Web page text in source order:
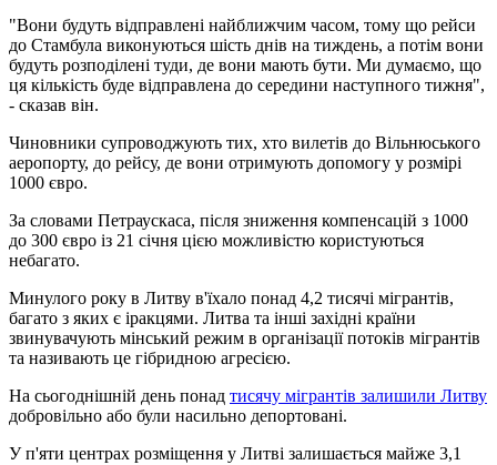
"Вони будуть відправлені найближчим часом, тому що рейси
до Стамбула виконуються шість днів на тиждень, а потім вони
будуть розподілені туди, де вони мають бути. Ми думаємо, що
ця кількість буде відправлена ​​до середини наступного тижня",
- сказав він.
Чиновники супроводжують тих, хто вилетів до Вільнюського
аеропорту, до рейсу, де вони отримують допомогу у розмірі
1000 євро.
За словами Петраускаса, після зниження компенсацій з 1000
до 300 євро із 21 січня цією можливістю користуються
небагато.
Минулого року в Литву в'їхало понад 4,2 тисячі мігрантів,
багато з яких є іракцями. Литва та інші західні країни
звинувачують мінський режим в організації потоків мігрантів
та називають це гібридною агресією.
На сьогоднішній день понад тисячу мігрантів залишили Литву
добровільно або були насильно депортовані.
У п'яти центрах розміщення у Литві залишається майже 3,1